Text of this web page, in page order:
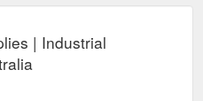
| Industrial